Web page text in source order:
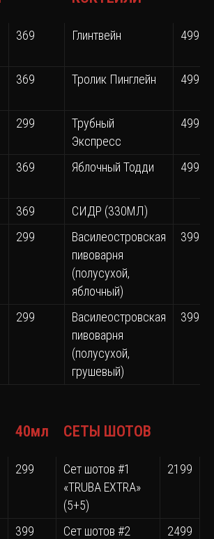
369 Глинтвейн 499
369 Тролик Пинглейн 499
299
Трубный
Экспресс
499
369 Яблочный Тодди 499
369
СИДР (330МЛ)
299
Василеостровская
пивоварня
(полусухой,
яблочный)
399
299
Василеостровская
пивоварня
(полусухой,
грушевый)
399
40мл СЕТЫ ШОТОВ
299
Сет шотов #1
«TRUBA EXTRA»
(5+5)
2199
399
Сет шотов #2
2499